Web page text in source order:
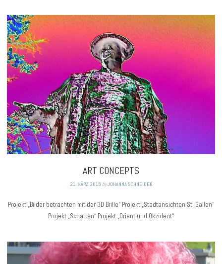
ART CONCEPTS
21. MÄRZ 2015 byJOHANNA SCHNEIDER
Projekt „Bilder betrachten mit der 3D Brille“ Projekt „Stadtansichten St. Gallen“
Projekt „Schatten“ Projekt „Orient und Okzident“